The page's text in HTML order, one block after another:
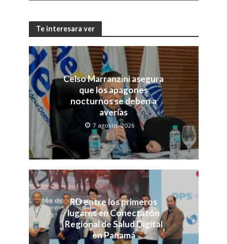
Te interesara ver
Celso Marranzini asegura
que los apagones
nocturnos se deben a
averías
7 agosto, 2026
RD entre los primeros
lugares en Conectatón
Regional de Salud Digital
en Panamá